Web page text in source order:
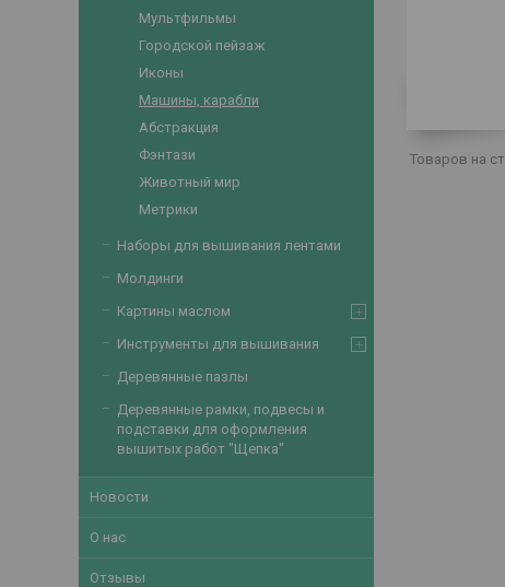
Мультфильмы
Городской пейзаж
Иконы
Машины, карабли
Абстракция
Фэнтази
Животный мир
Метрики
Наборы для вышивания лентами
Молдинги
Картины маслом
Инструменты для вышивания
Деревянные пазлы
Деревянные рамки, подвесы и
подставки для оформления
вышитых работ "Щепка"
Новости
О нас
Отзывы